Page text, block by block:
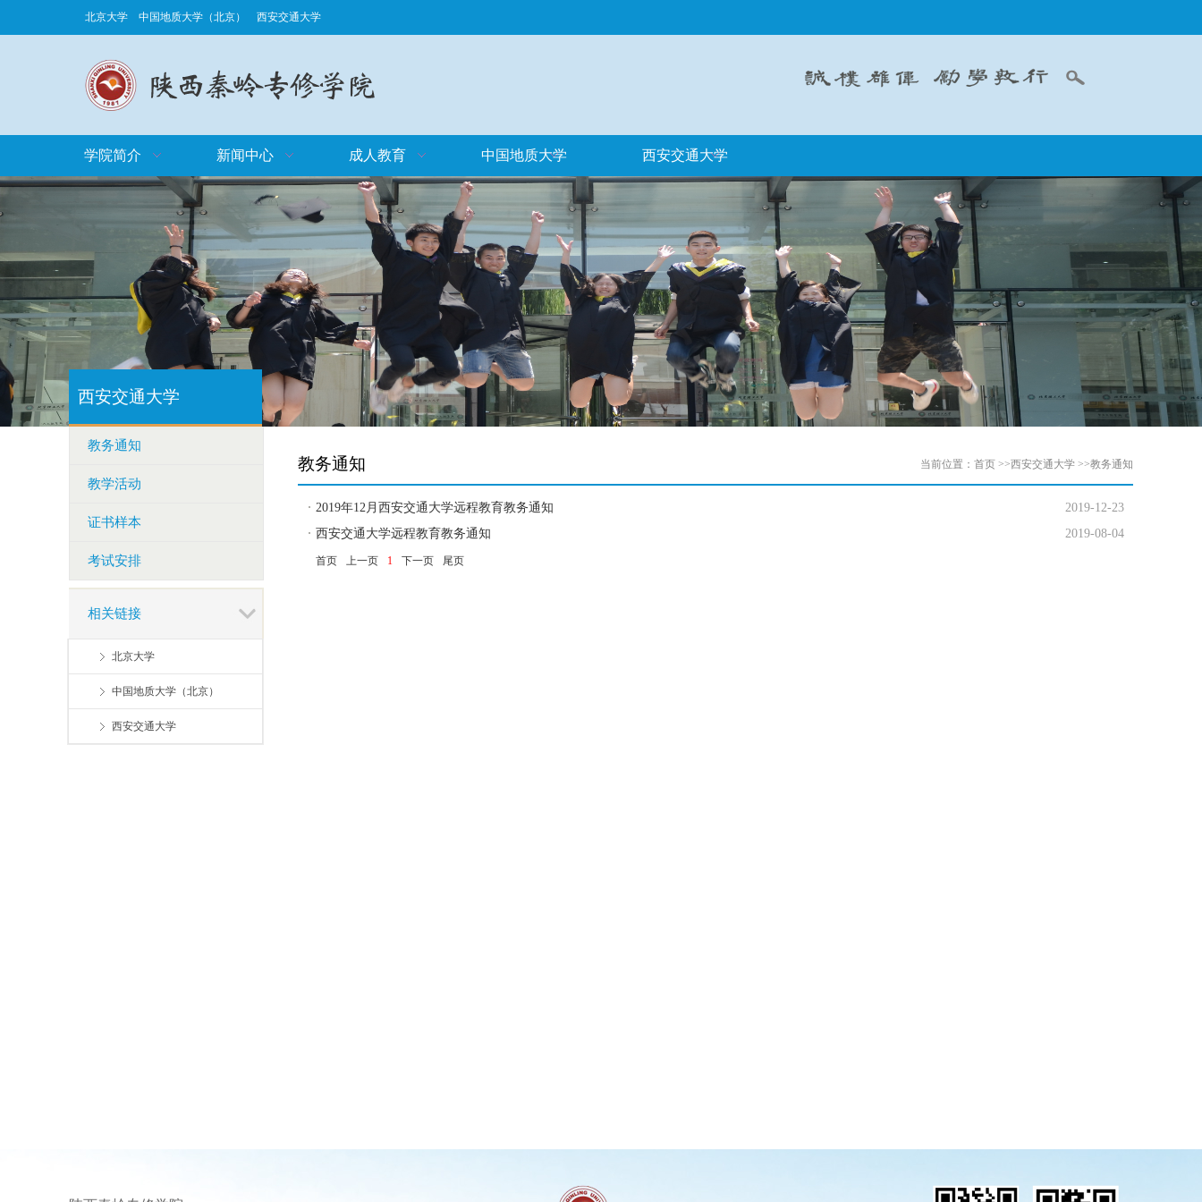
北京大学 中国地质大学（北京） 西安交通大学
学院简介 新闻中心 成人教育 中国地质大学 西安交通大学
西安交通大学
教务通知
教学活动
证书样本
考试安排
相关链接
北京大学
中国地质大学（北京）
西安交通大学
教务通知 当前位置： 首页 >>西安交通大学 >>教务通知
2019年12月西安交通大学远程教育教务通知
2019-12-23
西安交通大学远程教育教务通知
2019-08-04
首页 上一页 1 下一页 尾页